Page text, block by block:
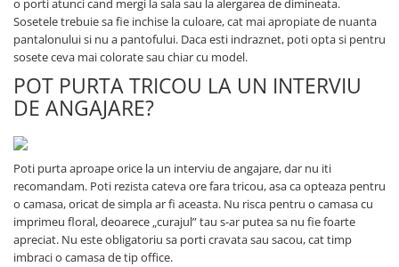
o porti atunci cand mergi la sala sau la alergarea de dimineata.
Sosetele trebuie sa fie inchise la culoare, cat mai apropiate de nuanta
pantalonului si nu a pantofului. Daca esti indraznet, poti opta si pentru
sosete ceva mai colorate sau chiar cu model.
POT PURTA TRICOU LA UN INTERVIU
DE ANGAJARE?
Poti purta aproape orice la un interviu de angajare, dar nu iti
recomandam. Poti rezista cateva ore fara tricou, asa ca opteaza pentru
o camasa, oricat de simpla ar fi aceasta. Nu risca pentru o camasa cu
imprimeu floral, deoarece „curajul” tau s-ar putea sa nu fie foarte
apreciat. Nu este obligatoriu sa porti cravata sau sacou, cat timp
imbraci o camasa de tip office.